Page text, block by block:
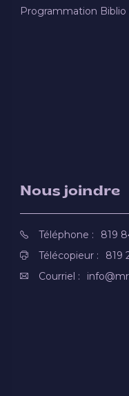
Programmation Biblio
Nous joindre
Téléphone :
819
Télécopieur :
819
Courriel :